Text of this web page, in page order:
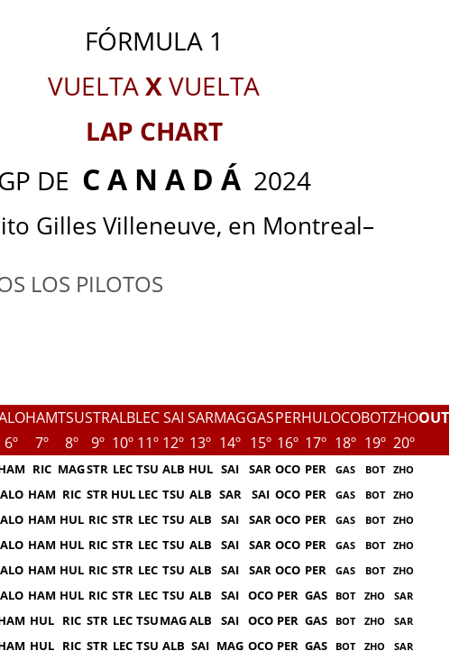
FÓRMULA 1
VUELTAXVUELTA
LAP CHART
DE C A N A D Á 2024
Gilles Villeneuve, en Montreal–
LOS PILOTOS
HAMTSUSTRALBLECSAI SARMAGGASPERHULOCOBOTZHOOUT
6º 7º 8º 9º 10º 11º 12º 13º 14º 15º 16º 17º 18º 19º 20º
RIC MAGSTR LEC TSU ALB HUL SAI SAR OCO PER GAS BOT ZHO
ALO HAM RIC STR HUL LEC TSU ALB SAR SAI OCO PER GAS BOT ZHO
ALO HAM HUL RIC STR LEC TSU ALB SAI SAR OCO PER GAS BOT ZHO
ALO HAM HUL RIC STR LEC TSU ALB SAI SAR OCO PER GAS BOT ZHO
ALO HAM HUL RIC STR LEC TSU ALB SAI SAR OCO PER GAS BOT ZHO
ALO HAM HUL RIC STR LEC TSU ALB SAI OCO PER GAS BOT ZHO SAR
HUL RIC STR LEC TSUMAGALB SAI OCO PER GAS BOT ZHO SAR
HUL RIC STR LEC TSU ALB SAI MAG OCO PER GAS BOT ZHO SAR